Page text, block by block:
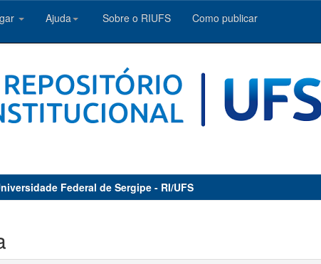
Ajuda Sobre o RIUFS Como publicar
Federal de Sergipe - RI/UFS